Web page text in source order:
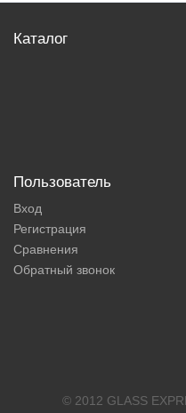
Каталог
Пользователь
Вход
Регистрация
Сравнения
Обратный звонок
© 2012 GLASS